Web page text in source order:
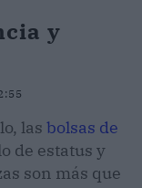
y
las bolsas de
de estatus y
son más que